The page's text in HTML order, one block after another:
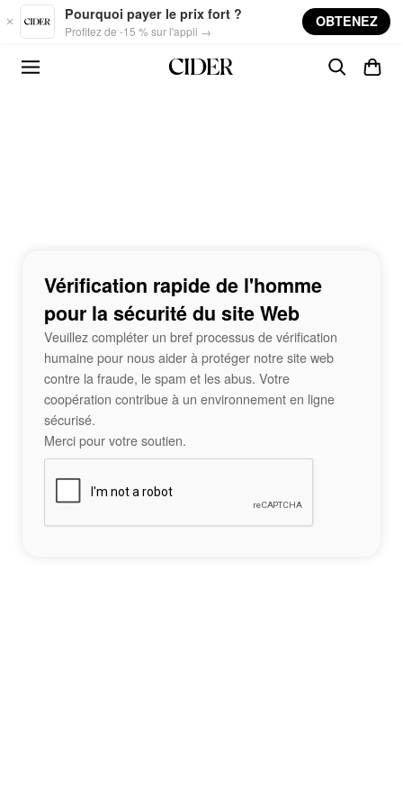
Skip to main content
Pourquoi payer le prix fort ?
Profitez de -15 % sur l'appli →
OBTENEZ
Vérification rapide de l'homme
pour la sécurité du site Web
Veuillez compléter un bref processus de vérification
humaine pour nous aider à protéger notre site web
contre la fraude, le spam et les abus. Votre
coopération contribue à un environnement en ligne
sécurisé.
Merci pour votre soutien.